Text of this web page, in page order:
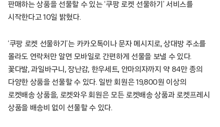
판매하는 상품을 선물할 수 있는 ‘쿠팡 로켓 선물하기’ 서비스를
시작한다고 10일 밝혔다.
‘쿠팡 로켓 선물하기’는 카카오톡이나 문자 메시지로, 상대방 주소를
몰라도 연락처만 알면 모바일로 간편하게 선물을 보낼 수 있다.
꽃다발, 과일바구니, 장난감, 한우세트, 안마의자까지 약 84만 종의
다양한 상품을 선물할 수 있다. 일반 회원은 19,800원 이상의
로켓배송 상품을, 로켓와우 회원은 모든 로켓배송 상품과 로켓프레시
상품을 배송비 없이 선물할 수 있다.